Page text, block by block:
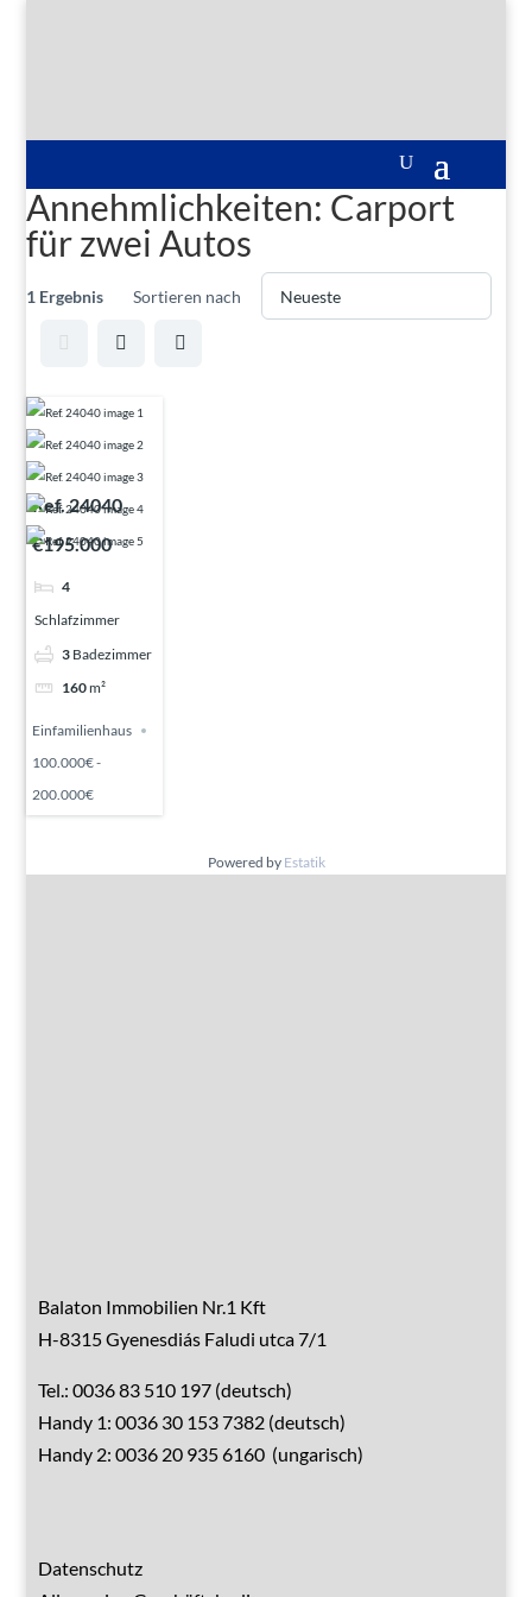
Annehmlichkeiten: Carport
für zwei Autos
1 Ergebnis Sortieren nach
Ref. 24040
€195.000
4
Schlafzimmer
3 Badezimmer
160m²
Einfamilienhaus
100.000€ -
200.000€
Powered by Estatik
Balaton Immobilien Nr.1 Kft
H-8315 Gyenesdiás Faludi utca 7/1
Tel.: 0036 83 510 197 (deutsch)
Handy 1: 0036 30 153 7382 (deutsch)
Handy 2: 0036 20 935 6160 (ungarisch)
Datenschutz